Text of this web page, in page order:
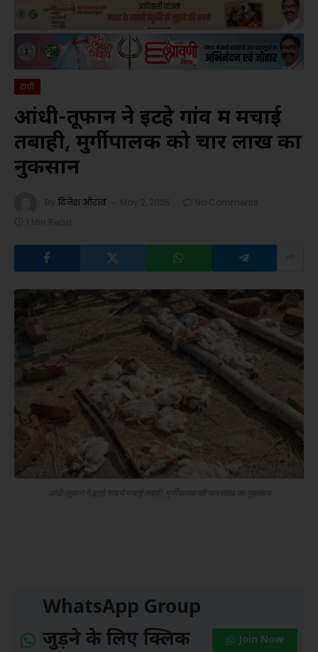
रांची
आंधी-तूफान ने इटहे गांव में मचाई
तबाही, मुर्गीपालक को चार लाख का
नुकसान
By दिनेश ओरांव May 2, 2025
No Comments
1 Min Read
आंधी-तूफान ने इटहे गांव में मचाई तबाही, मुर्गीपालक को चार लाख का नुकसान
WhatsApp Group
जुड़ने के लिए क्लिक
Join Now